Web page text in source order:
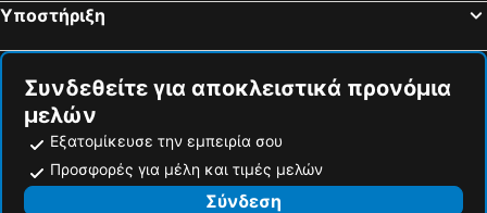
Hotel Boss 2
Helen
The Abies
TJ's Hotel
Akol Hotel
Konak
Değirmenlik Casamia Caffe & Suite
Hotel Cetinkaya
BAŞARIR HOTEL
Rota 17 Otel
Υποστήριξη
Συνδεθείτε για αποκλειστικά προνόμια
μελών
Εξατομίκευσε την εμπειρία σου
Προσφορές για μέλη και τιμές μελών
Σύνδεση